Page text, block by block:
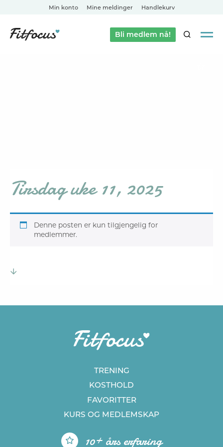
Min konto Mine meldinger Handlekurv
Bli medlem nå!SØK
Tirsdag uke 11, 2025
Denne posten er kun tilgjengelig for
medlemmer.
TRENING
KOSTHOLD
FAVORITTER
KURS OG MEDLEMSKAP
10+ års erfaring